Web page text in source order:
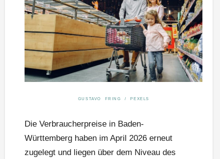
GUSTAVO FRING / PEXELS
Die Verbraucherpreise in Baden-
Württemberg haben im April 2026 erneut
zugelegt und liegen über dem Niveau des